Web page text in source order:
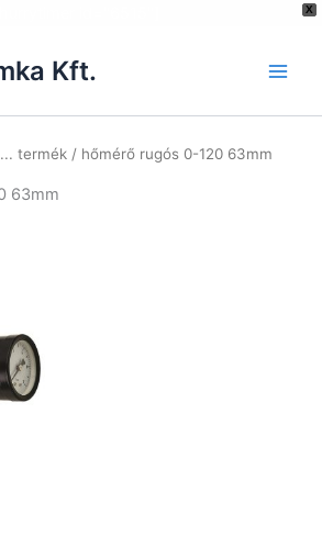
X
Kft.
termék / hőmérő rugós 0-120 63mm
63mm